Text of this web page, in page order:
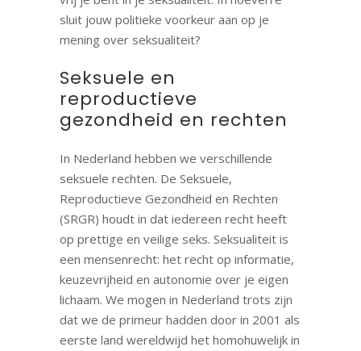
sluit jouw politieke voorkeur aan op je
mening over seksualiteit?
Seksuele en
reproductieve
gezondheid en rechten
In Nederland hebben we verschillende
seksuele rechten. De Seksuele,
Reproductieve Gezondheid en Rechten
(SRGR) houdt in dat iedereen recht heeft
op prettige en veilige seks. Seksualiteit is
een mensenrecht: het recht op informatie,
keuzevrijheid en autonomie over je eigen
lichaam. We mogen in Nederland trots zijn
dat we de primeur hadden door in 2001 als
eerste land wereldwijd het homohuwelijk in